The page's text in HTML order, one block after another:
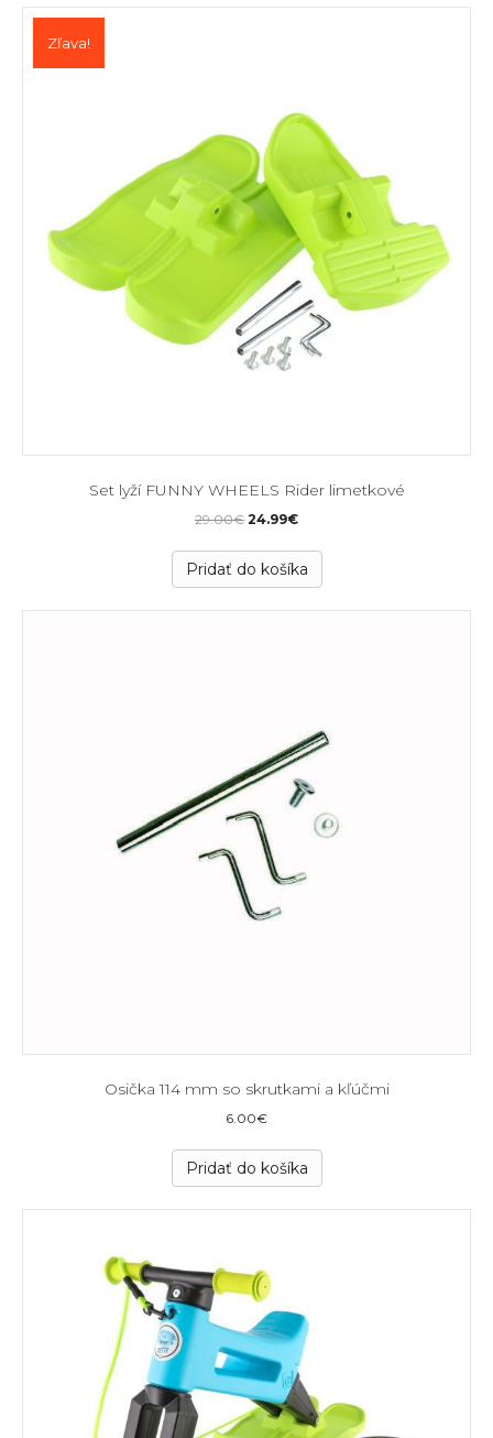
Zľava!
Set lyží FUNNY WHEELS Rider limetkové
29.00€ Original
was:
29.00€.
24.99€Current
is:
24.99€.
Pridať do košíka
Osička 114 mm so skrutkami a kľúčmi
6.00€
Pridať do košíka